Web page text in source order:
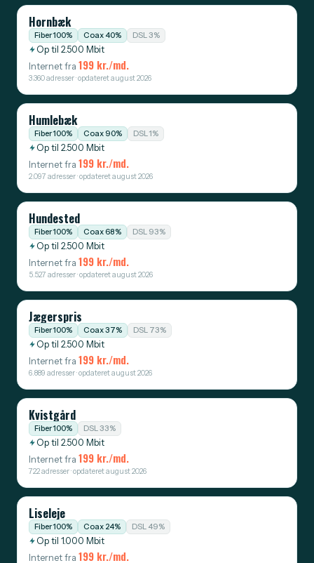
Hornbæk
Fiber 100% Coax 40% DSL 3%
Op til 2.500 Mbit
Internet fra 199 kr./md.
3.360 adresser · opdateret august 2026
Humlebæk
Fiber 100% Coax 90% DSL 1%
Op til 2.500 Mbit
Internet fra 199 kr./md.
2.097 adresser · opdateret august 2026
Hundested
Fiber 100% Coax 68% DSL 93%
Op til 2.500 Mbit
Internet fra 199 kr./md.
5.527 adresser · opdateret august 2026
Jægerspris
Fiber 100% Coax 37% DSL 73%
Op til 2.500 Mbit
Internet fra 199 kr./md.
6.889 adresser · opdateret august 2026
Kvistgård
Fiber 100% DSL 33%
Op til 2.500 Mbit
Internet fra 199 kr./md.
722 adresser · opdateret august 2026
Liseleje
Fiber 100% Coax 24% DSL 49%
Op til 1.000 Mbit
Internet fra 199 kr./md.